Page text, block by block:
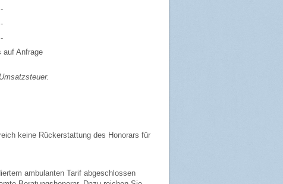
auf Anfrage
keine Rückerstattung des Honorars für
ambulanten Tarif abgeschlossen